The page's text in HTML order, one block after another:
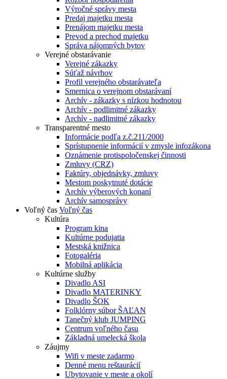
Výročné správy mesta
Predaj majetku mesta
Prenájom majetku mesta
Prevod a prechod majetku
Správa nájomných bytov
Verejné obstarávanie
Verejné zákazky
Súťaž návrhov
Profil verejného obstarávateľa
Smernica o verejnom obstarávaní
Archív - zákazky s nízkou hodnotou
Archív - podlimitné zákazky
Archív - nadlimitné zákazky
Transparentné mesto
Informácie podľa z.č.211/2000
Sprístupnenie informácií v zmysle infozákona
Oznámenie protispoločenskej činnosti
Zmluvy (CRZ)
Faktúry, objednávky, zmluvy
Mestom poskytnuté dotácie
Archív výberových konaní
Archív samosprávy
Voľný čas Voľný čas
Kultúra
Program kina
Kultúrne podujatia
Mestská knižnica
Fotogaléria
Mobilná aplikácia
Kultúrne služby
Divadlo ASI
Divadlo MATERINKY
Divadlo ŠOK
Folklórny súbor ŠAĽAN
Tanečný klub JUMPING
Centrum voľného času
Základná umelecká škola
Záujmy
Wifi v meste zadarmo
Denné menu reštaurácií
Ubytovanie v meste a okolí